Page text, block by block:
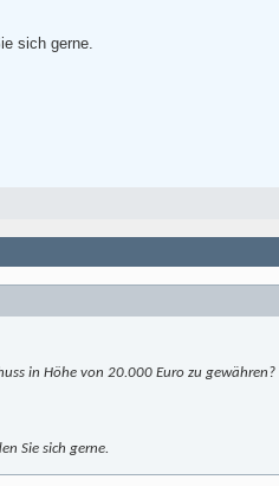
sich gerne.
in Höhe von 20.000 Euro zu gewähren?
Sie sich gerne.